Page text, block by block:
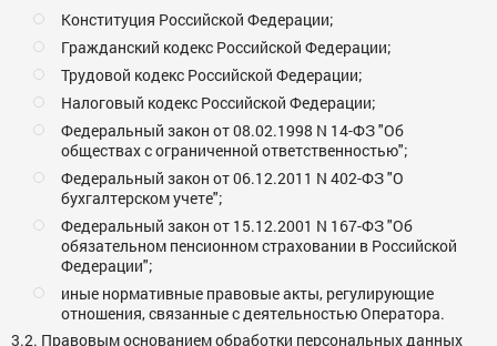
Конституция Российской Федерации;
Гражданский кодекс Российской Федерации;
Трудовой кодекс Российской Федерации;
Налоговый кодекс Российской Федерации;
Федеральный закон от 08.02.1998 N 14-ФЗ "Об
обществах с ограниченной ответственностью";
Федеральный закон от 06.12.2011 N 402-ФЗ "О
бухгалтерском учете";
Федеральный закон от 15.12.2001 N 167-ФЗ "Об
обязательном пенсионном страховании в Российской
Федерации";
иные нормативные правовые акты, регулирующие
отношения, связанные с деятельностью Оператора.
3.2. Правовым основанием обработки персональных данных